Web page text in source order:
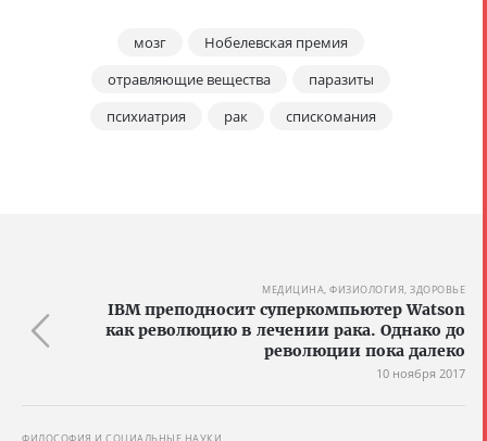
мозг
Нобелевская премия
отравляющие вещества
паразиты
психиатрия
рак спискомания
МЕДИЦИНА, ФИЗИОЛОГИЯ, ЗДОРОВЬЕ
IBM преподносит суперкомпьютер Watson
как революцию в лечении рака. Однако до
революции пока далеко
10 ноября 2017
ФИЛОСОФИЯ И СОЦИАЛЬНЫЕ НАУКИ